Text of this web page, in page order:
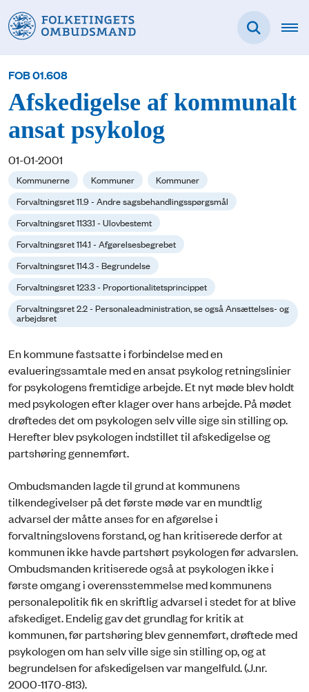
FOB 01.608
Afskedigelse af kommunalt
ansat psykolog
01-01-2001
Kommunerne Kommuner
Kommuner
Forvaltningsret 11.9 - Andre sagsbehandlingsspørgsmål
Forvaltningsret 1133.1 - Ulovbestemt
Forvaltningsret 114.1 - Afgørelsesbegrebet
Forvaltningsret 114.3 - Begrundelse
Forvaltningsret 123.3 - Proportionalitetsprincippet
Forvaltningsret 2.2 - Personaleadministration, se også Ansættelses- og
arbejdsret
En kommune fastsatte i forbindelse med en
evalueringssamtale med en ansat psykolog retningslinier
for psykologens fremtidige arbejde. Et nyt møde blev holdt
med psykologen efter klager over hans arbejde. På mødet
drøftedes det om psykologen selv ville sige sin stilling op.
Herefter blev psykologen indstillet til afskedigelse og
partshøring gennemført.
Ombudsmanden lagde til grund at kommunens
tilkendegivelser på det første møde var en mundtlig
advarsel der måtte anses for en afgørelse i
forvaltningslovens forstand, og han kritiserede derfor at
kommunen ikke havde partshørt psykologen før advarslen.
Ombudsmanden kritiserede også at psykologen ikke i
første omgang i overensstemmelse med kommunens
personalepolitik fik en skriftlig advarsel i stedet for at blive
afskediget. Endelig gav det grundlag for kritik at
kommunen, før partshøring blev gennemført, drøftede med
psykologen om han selv ville sige sin stilling op, og at
begrundelsen for afskedigelsen var mangelfuld. (J.nr.
2000-1170-813).